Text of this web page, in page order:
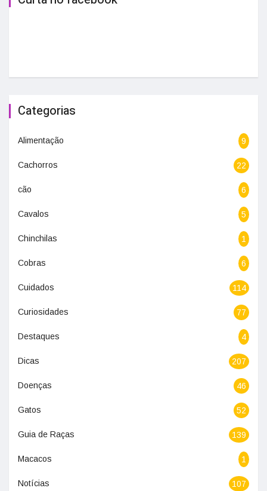
Categorias
Alimentação 9
Cachorros 22
cão 6
Cavalos 5
Chinchilas 1
Cobras 6
Cuidados 114
Curiosidades 77
Destaques 4
Dicas 207
Doenças 46
Gatos 52
Guia de Raças 139
Macacos 1
Notícias 107